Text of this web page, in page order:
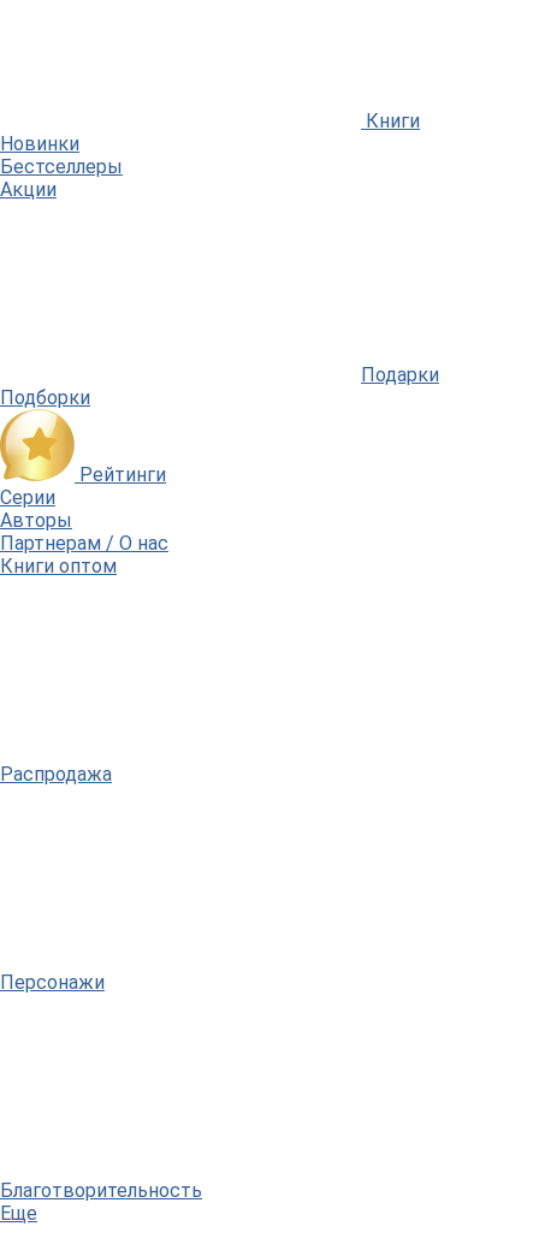
Книги
Новинки
Бестселлеры
Акции
Подарки
Подборки
Рейтинги
Серии
Авторы
Партнерам / О нас
Книги оптом
Распродажа
Персонажи
Благотворительность
Еще